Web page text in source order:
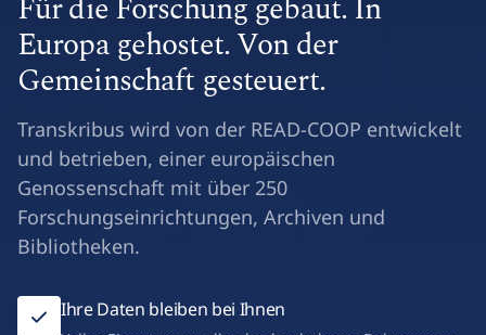
Für die Forschung gebaut. In
Europa gehostet. Von der
Gemeinschaft gesteuert.
Transkribus wird von der READ-COOP entwickelt
und betrieben, einer europäischen
Genossenschaft mit über 250
Forschungseinrichtungen, Archiven und